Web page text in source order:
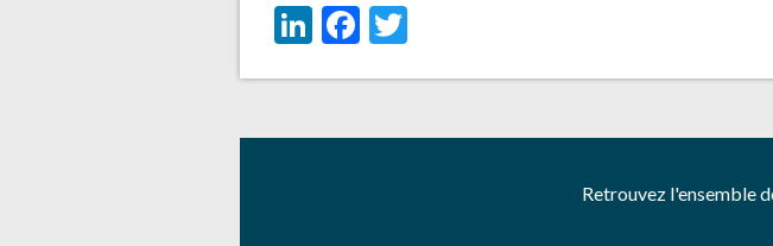
LinkedIn
Facebook
Retrouvez l'ensemble